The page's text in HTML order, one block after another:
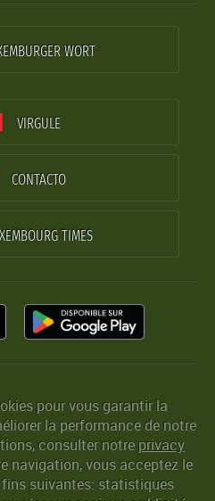
WORT
VIRGULE
CONTACTO
TIMES
pour vous garantir la
la performance de notre
consulter notreprivacy
navigation, vous acceptez le
suivantes: statistiques